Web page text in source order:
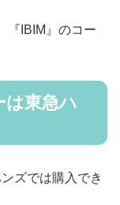
『IBIM』のコー
は東急ハ
ズでは購入でき